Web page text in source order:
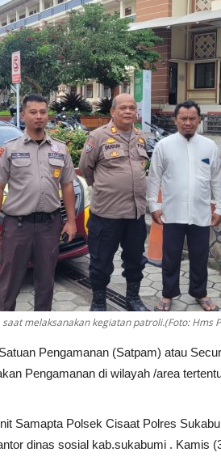
melaksanakan kegiatan patroli.(Foto: Hms
Pengamanan (Satpam) atau
Pengamanan di wilayah /area
Samapta Polsek Cisaat Polres
dinas sosial kab.sukabumi . Kamis